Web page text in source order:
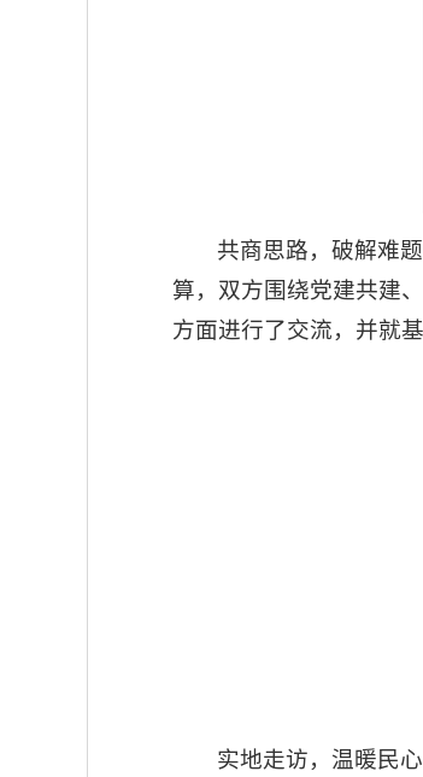
共商思路，破解难
算，双方围绕党建共建
方面进行了交流，并就
实地走访，温暖民